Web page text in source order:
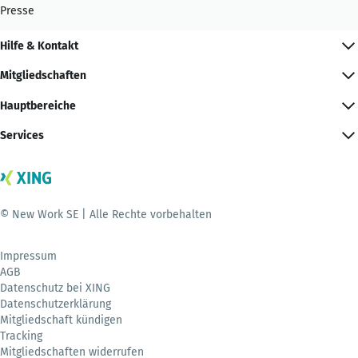
Presse
Hilfe & Kontakt
Mitgliedschaften
Hauptbereiche
Services
© New Work SE | Alle Rechte vorbehalten
Impressum
AGB
Datenschutz bei XING
Datenschutzerklärung
Mitgliedschaft kündigen
Tracking
Mitgliedschaften widerrufen